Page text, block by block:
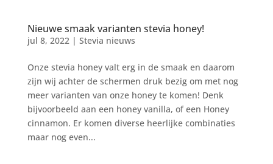
Nieuwe smaak varianten stevia honey!
jul 8, 2022| Stevia nieuws
Onze stevia honey valt erg in de smaak en daarom
zijn wij achter de schermen druk bezig om met nog
meer varianten van onze honey te komen! Denk
bijvoorbeeld aan een honey vanilla, of een Honey
cinnamon. Er komen diverse heerlijke combinaties
maar nog even...